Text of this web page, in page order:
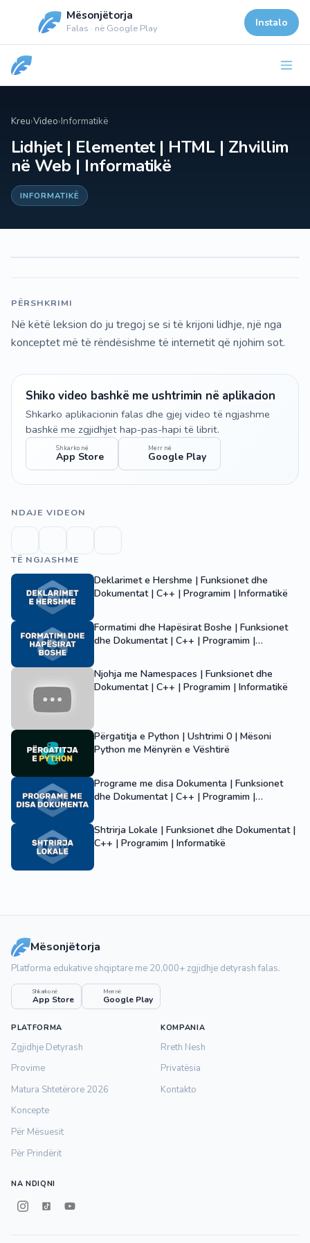
Mësonjëtorja
Falas · në Google Play Instalo
Kreu›Video›Informatikë
Lidhjet | Elementet | HTML | Zhvillim
në Web | Informatikë
INFORMATIKË
PËRSHKRIMI
Në këtë leksion do ju tregoj se si të krijoni lidhje, një nga
konceptet më të rëndësishme të internetit që njohim sot.
Shiko video bashkë me ushtrimin në aplikacion
Shkarko aplikacionin falas dhe gjej video të ngjashme
bashkë me zgjidhjet hap-pas-hapi të librit.
Shkarko në
App Store
Merr në
Google Play
NDAJE VIDEON
TË NGJASHME
Deklarimet e Hershme | Funksionet dhe
Dokumentat | C++ | Programim | Informatikë
Formatimi dhe Hapësirat Boshe | Funksionet
dhe Dokumentat | C++ | Programim |
Njohja me Namespaces | Funksionet dhe
Dokumentat | C++ | Programim | Informatikë
Përgatitja e Python | Ushtrimi 0 | Mësoni
Python me Mënyrën e Vështirë
Programe me disa Dokumenta | Funksionet
dhe Dokumentat | C++ | Programim |
Shtrirja Lokale | Funksionet dhe Dokumentat |
C++ | Programim | Informatikë
Mësonjëtorja
Platforma edukative shqiptare me 20,000+ zgjidhje detyrash falas.
Shkarko në
App Store
Merr në
Google Play
PLATFORMA
Zgjidhje Detyrash
Provime
Matura Shtetërore 2026
Koncepte
Për Mësuesit
Për Prindërit
KOMPANIA
Rreth Nesh
Privatësia
Kontakto
NA NDIQNI